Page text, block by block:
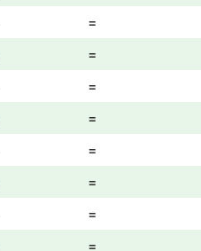
=
=
=
=
=
=
=
=